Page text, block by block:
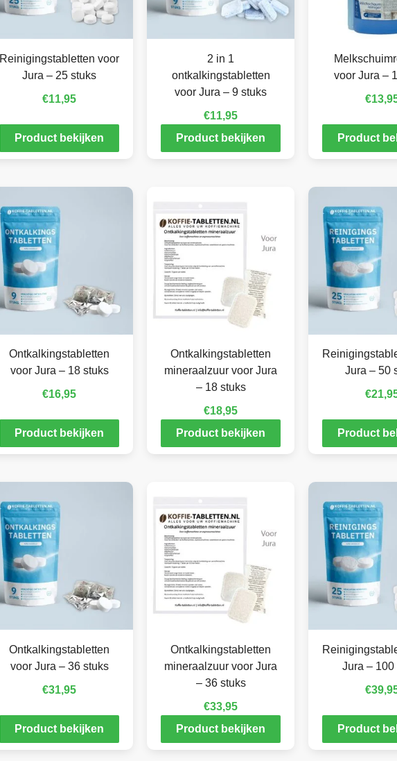
Reinigingstabletten voor
Jura – 25 stuks
€11,95
Product bekijken
2 in 1
ontkalkingstabletten
voor Jura – 9 stuks
€11,95
Product bekijken
voor Jura –
€
Product
Ontkalkingstabletten
voor Jura – 18 stuks
€16,95
Product bekijken
Ontkalkingstabletten
mineraalzuur voor Jura
– 18 stuks
€18,95
Product bekijken
Jura – 50
€
Product
Ontkalkingstabletten
voor Jura – 36 stuks
€31,95
Product bekijken
Ontkalkingstabletten
mineraalzuur voor Jura
– 36 stuks
€33,95
Product bekijken
Jura – 100
€
Product